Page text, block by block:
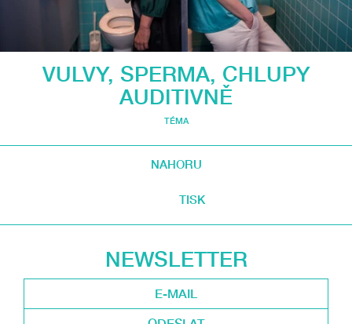
VULVY, SPERMA, CHLUPY
AUDITIVNĚ
TÉMA
NAHORU
TISK
NEWSLETTER